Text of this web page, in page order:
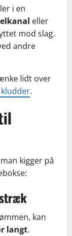
i en
eller
mod slag.
andre
lidt over
.
kigger på
kan
langt.